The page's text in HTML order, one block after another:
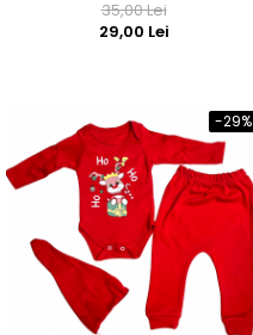
35,00 Lei
29,00 Lei
-29%